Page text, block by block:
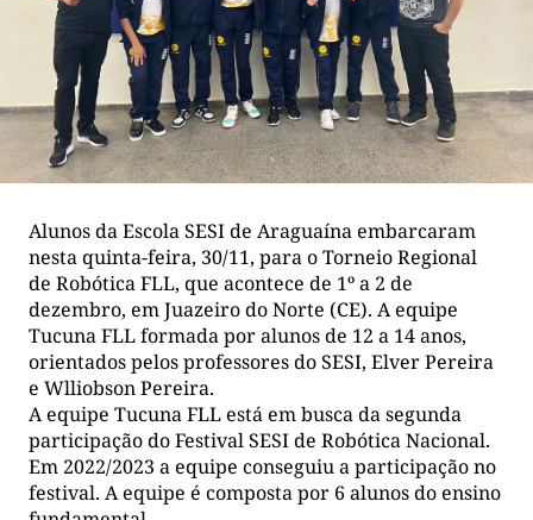
Alunos da Escola SESI de Araguaína embarcaram
nesta quinta-feira, 30/11, para o Torneio Regional
de Robótica FLL, que acontece de 1º a 2 de
dezembro, em Juazeiro do Norte (CE). A equipe
Tucuna FLL formada por alunos de 12 a 14 anos,
orientados pelos professores do SESI, Elver Pereira
e Wlliobson Pereira.
A equipe Tucuna FLL está em busca da segunda
participação do Festival SESI de Robótica Nacional.
Em 2022/2023 a equipe conseguiu a participação no
festival. A equipe é composta por 6 alunos do ensino